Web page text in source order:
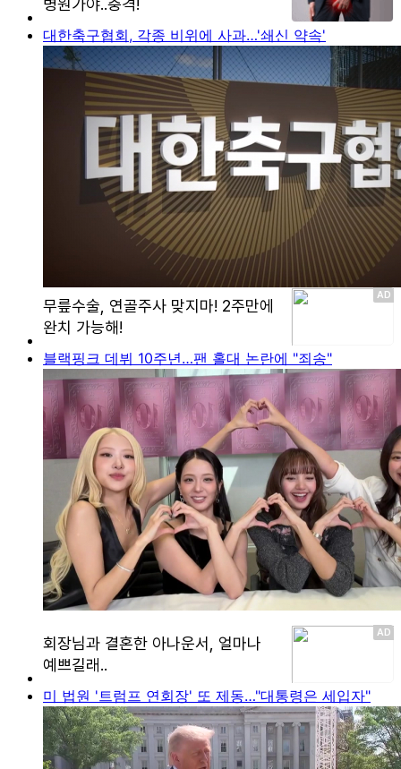
대한축구협회, 각종 비위에 사과…'쇄신 약속'
블랙핑크 데뷔 10주년…팬 홀대 논란에 "죄송"
미 법원 '트럼프 연회장' 또 제동…"대통령은 세입자"